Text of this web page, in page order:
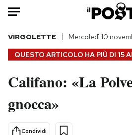
Auto
HOME
Italia
Politica
Tecnologia
QUESTO ARTICOLO HA PIÙ DI 15
VIRGOLETTE Mercoledì 10
Califano: «La
gnocca»
Condividi